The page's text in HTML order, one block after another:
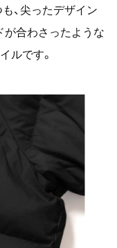
、尖ったデザイン
が合わさったような
ルです。